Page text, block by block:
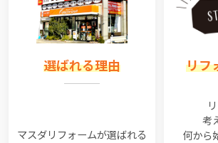
選ばれる理由
マスダリフォームが選ばれる
リフ
考
何から